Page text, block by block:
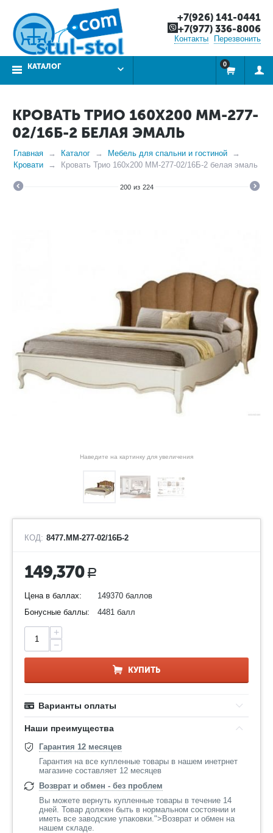
+7(926) 141-0441
+7(977) 336-8006
Контакты Перезвонить
КАТАЛОГ 0
КРОВАТЬ ТРИО 160Х200 ММ-277-
02/16Б-2 БЕЛАЯ ЭМАЛЬ
Главная Каталог
Мебель для спальни и гостиной
Кровати
Кровать Трио 160х200 ММ-277-02/16Б-2 белая эмаль
200 из 224
Наведите на картинку для увеличения
КОД: 8477.ММ-277-02/16Б-2
149,370 Р
Цена в баллах:
149370 баллов
Бонусные баллы:
4481 балл
+
−
КУПИТЬ
Варианты оплаты
Наши преимущества
Гарантия 12 месяцев
Гарантия на все купленные товары в нашем инетрнет
магазине составляет 12 месяцев
Возврат и обмен - без проблем
Вы можете вернуть купленные товары в течение 14
дней. Товар должен быть в нормальном состоянии и
иметь все заводские упаковки.">Возврат и обмен на
нашем складе.